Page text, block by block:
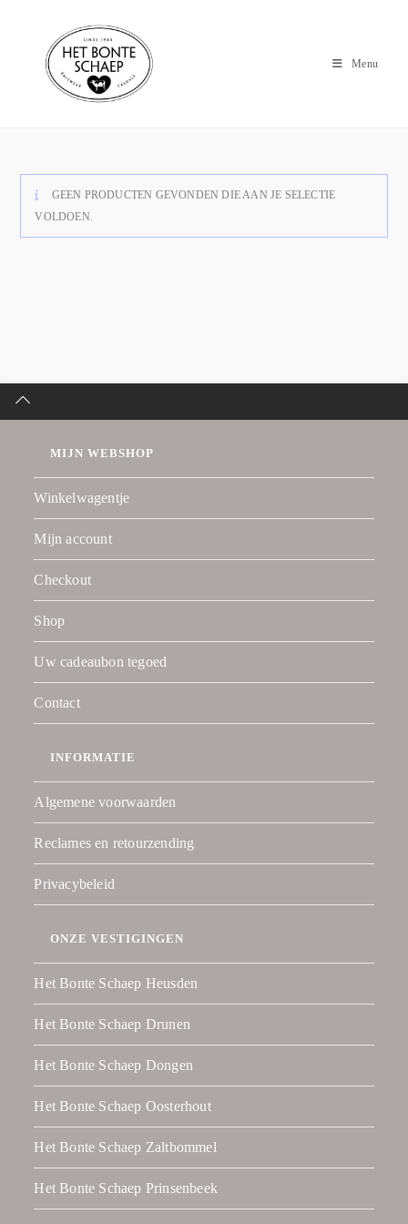
Menu
GEEN PRODUCTEN GEVONDEN DIE AAN JE SELECTIE
VOLDOEN.
MIJN WEBSHOP
Winkelwagentje
Mijn account
Checkout
Shop
Uw cadeaubon tegoed
Contact
INFORMATIE
Algemene voorwaarden
Reclames en retourzending
Privacybeleid
ONZE VESTIGINGEN
Het Bonte Schaep Heusden
Het Bonte Schaep Drunen
Het Bonte Schaep Dongen
Het Bonte Schaep Oosterhout
Het Bonte Schaep Zaltbommel
Het Bonte Schaep Prinsenbeek